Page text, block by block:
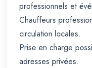
professionnels et
Chauffeurs
circulation locales.
Prise en charge
adresses privées.